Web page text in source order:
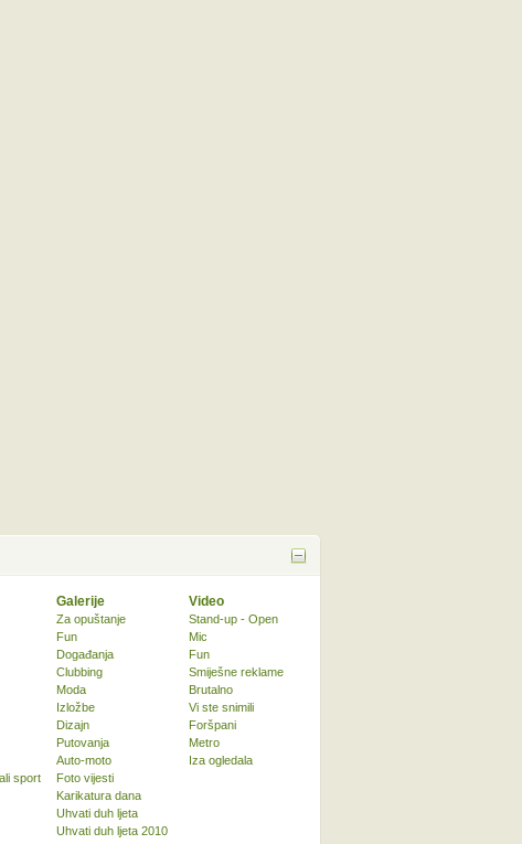
sport
Galerije
Za opuštanje
Fun
Događanja
Clubbing
Moda
Izložbe
Dizajn
Putovanja
Auto-moto
Foto vijesti
Karikatura dana
Uhvati duh ljeta
Uhvati duh ljeta 2010
Video
Stand-up - Open
Mic
Fun
Smiješne reklame
Brutalno
Vi ste snimili
Foršpani
Metro
Iza ogledala